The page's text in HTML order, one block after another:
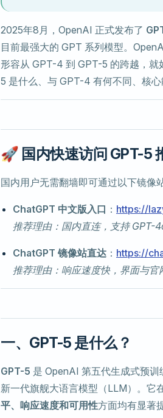
2025年8月，OpenAI 正式发布了
目前最强大的 GPT 系列模型。
形容从 GPT-4 到 GPT-5 的跨越，
5 是什么、与 GPT-4 有何不同、核
🚀 国内快速访问 GPT-5
国内用户无需翻墙即可通过以下镜像
ChatGPT 中文版入口 ： https://
推荐理由：国内直连，支持 GPT-
ChatGPT 镜像站直达 ： https://
推荐理由：响应速度快，界面与官
一、GPT-5 是什么？
GPT-5 是 OpenAI 第五代生成式预
新一代旗舰大语言模型（LLM）。
平、响应速度和可用性方面均有显著